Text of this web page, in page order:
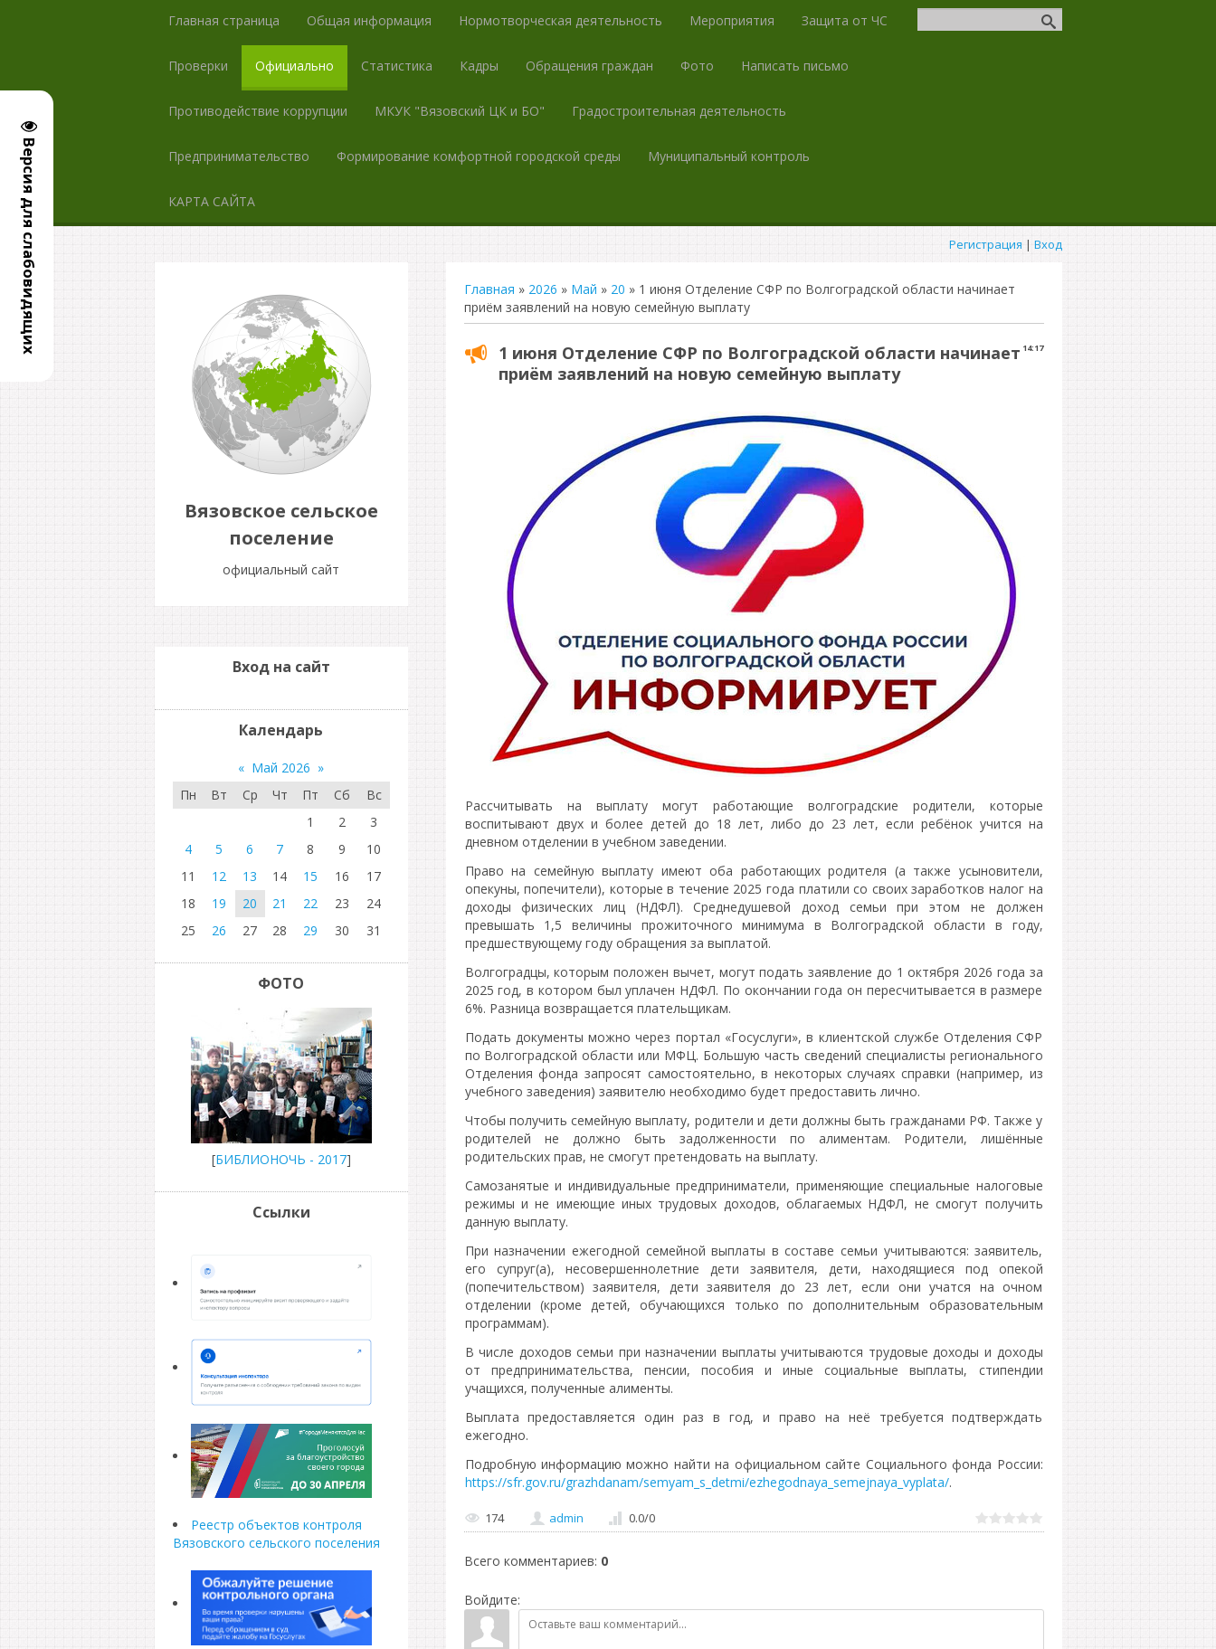
Версия для слабовидящих
Главная страница Общая информация Нормотворческая деятельность Мероприятия Защита от ЧС
Проверки Официально Статистика Кадры Обращения граждан Фото Написать письмо
Противодействие коррупции МКУК "Вязовский ЦК и БО" Градостроительная деятельность
Предпринимательство Формирование комфортной городской среды Муниципальный контроль
КАРТА САЙТА
Регистрация | Вход
Вязовское сельское
поселение
официальный сайт
Главная » 2026 » Май » 20 » 1 июня Отделение СФР по Волгоградской области начинает
приём заявлений на новую семейную выплату
14:17
1 июня Отделение СФР по Волгоградской области начинает
приём заявлений на новую семейную выплату
Рассчитывать на выплату могут работающие волгоградские родители, которые
воспитывают двух и более детей до 18 лет, либо до 23 лет, если ребёнок учится на
дневном отделении в учебном заведении.
Право на семейную выплату имеют оба работающих родителя (а также усыновители,
опекуны, попечители), которые в течение 2025 года платили со своих заработков налог на
доходы физических лиц (НДФЛ). Среднедушевой доход семьи при этом не должен
превышать 1,5 величины прожиточного минимума в Волгоградской области в году,
предшествующему году обращения за выплатой.
Волгоградцы, которым положен вычет, могут подать заявление до 1 октября 2026 года за
2025 год, в котором был уплачен НДФЛ. По окончании года он пересчитывается в размере
6%. Разница возвращается плательщикам.
Подать документы можно через портал «Госуслуги», в клиентской службе Отделения СФР
по Волгоградской области или МФЦ. Большую часть сведений специалисты регионального
Отделения фонда запросят самостоятельно, в некоторых случаях справки (например, из
учебного заведения) заявителю необходимо будет предоставить лично.
Чтобы получить семейную выплату, родители и дети должны быть гражданами РФ. Также у
родителей не должно быть задолженности по алиментам. Родители, лишённые
родительских прав, не смогут претендовать на выплату.
Самозанятые и индивидуальные предприниматели, применяющие специальные налоговые
режимы и не имеющие иных трудовых доходов, облагаемых НДФЛ, не смогут получить
данную выплату.
При назначении ежегодной семейной выплаты в составе семьи учитываются: заявитель,
его супруг(а), несовершеннолетние дети заявителя, дети, находящиеся под опекой
(попечительством) заявителя, дети заявителя до 23 лет, если они учатся на очном
отделении (кроме детей, обучающихся только по дополнительным образовательным
программам).
В числе доходов семьи при назначении выплаты учитываются трудовые доходы и доходы
от предпринимательства, пенсии, пособия и иные социальные выплаты, стипендии
учащихся, полученные алименты.
Выплата предоставляется один раз в год, и право на неё требуется подтверждать
ежегодно.
Подробную информацию можно найти на официальном сайте Социального фонда России:
https://sfr.gov.ru/grazhdanam/semyam_s_detmi/ezhegodnaya_semejnaya_vyplata/.
174 admin 0.0/0
Всего комментариев: 0
Войдите:
Вход на сайт
Календарь
« Май 2026 »
Пн
Вт Ср Чт Пт Сб
Вс
1
2
3
4
5 6 7 8 9
10
11
12 13 14 15 16
17
18
19 20 21 22 23
24
25
26 27 28 29 30 31
ФОТО
[БИБЛИОНОЧЬ - 2017]
Ссылки
Реестр объектов контроля
Вязовского сельского поселения